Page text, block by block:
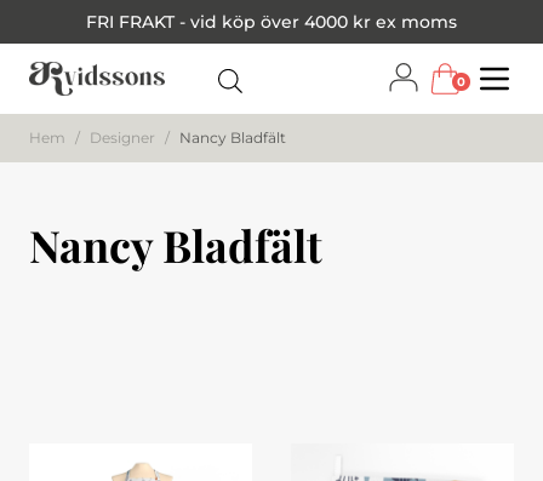
FRI FRAKT - vid köp över 4000 kr ex moms
0
Hem / Designer / Nancy Bladfält
Nancy Bladfält